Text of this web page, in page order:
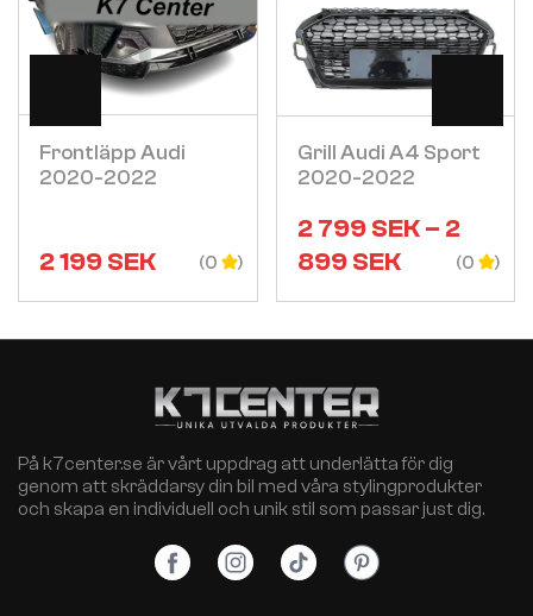
Frontläpp Audi
2020-2022
2 199SEK (0
Visa
Grill Audi A4 Sport
2020-2022
2 799SEK – 2
899SEK (0
Visa
På k7center.se är vårt uppdrag att underlätta för dig
genom att skräddarsy din bil med våra stylingprodukter
och skapa en individuell och unik stil som passar just dig.